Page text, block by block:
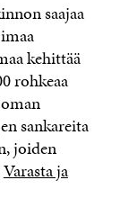
saajaa
kehittää
rohkeaa
sankareita
joiden
Varasta ja